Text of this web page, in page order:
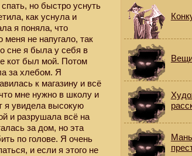
но быстро уснуть
как уснула и
я поняла, что
не напугало, так
сне я была у себя в
кот был мой. Потом
за хлебом. Я
к магазину и всё
мне нужно в школу и
я увидела высокую
и разрушала всё на
за дом, но эта
по голове. Я очень
и если я этого не